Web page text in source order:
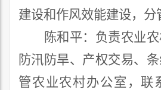
建设和作风效能建设，分
陈和平： 负责农业农
防汛防旱、产权交易、
管农业农村办公室 ，联